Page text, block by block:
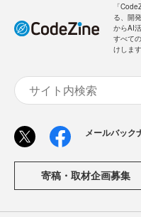
「
る、開
からAI
すべて
けします
メールバック
寄稿・取材企画募集